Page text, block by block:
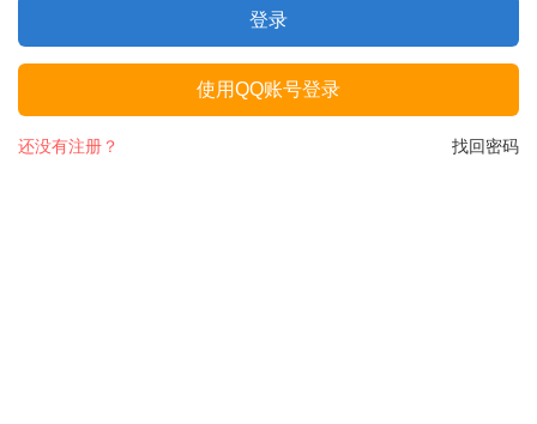
登录
使用QQ账号登录
找回密码
还没有注册？